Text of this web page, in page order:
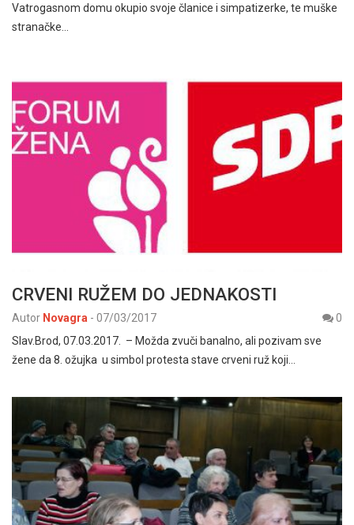
Vatrogasnom domu okupio svoje članice i simpatizerke, te muške
stranačke…
CRVENI RUŽEM DO JEDNAKOSTI
Autor Novagra - 07/03/2017
0
Slav.Brod, 07.03.2017. – Možda zvuči banalno, ali pozivam sve
žene da 8. ožujka u simbol protesta stave crveni ruž koji…